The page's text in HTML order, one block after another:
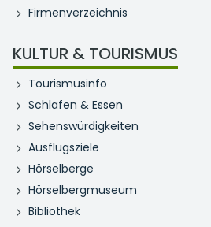
Firmenverzeichnis
KULTUR & TOURISMUS
Tourismusinfo
Schlafen & Essen
Sehenswürdigkeiten
Ausflugsziele
Hörselberge
Hörselbergmuseum
Bibliothek